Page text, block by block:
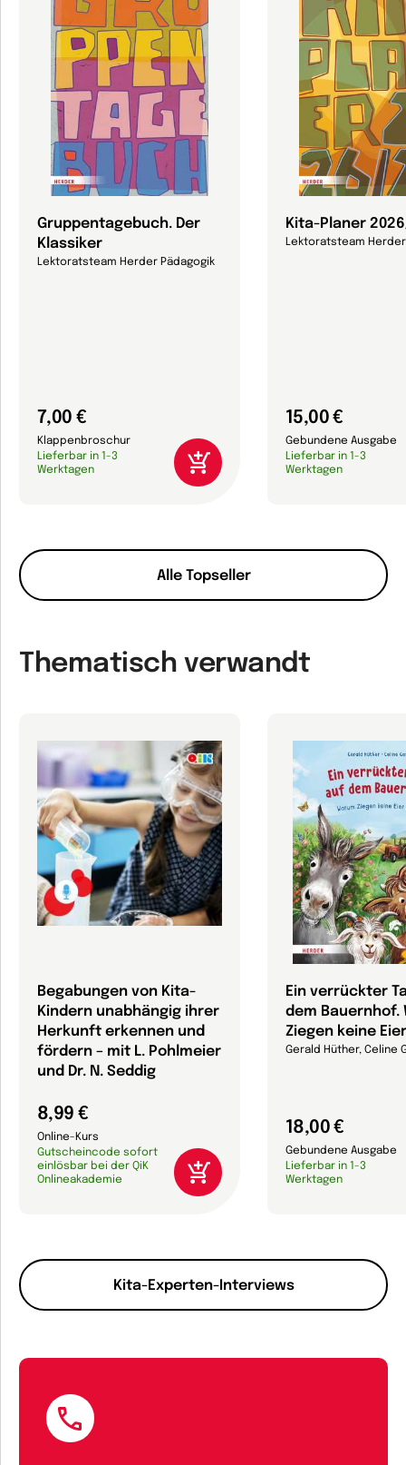
Alle Topseller
Gruppentagebuch. Der
Klassiker
Lektoratsteam Herder Pädagogik
7,00 €
Klappenbroschur
Lieferbar in 1-3
Werktagen
Kita-Planer
Lektoratsteam Herder
15,00 €
Gebundene Ausgabe
Lieferbar in 1-3
Werktagen
Thematisch verwandt
Kita-Experten-Interviews
Begabungen von Kita-
Kindern unabhängig ihrer
Herkunft erkennen und
fördern – mit L. Pohlmeier
und Dr. N. Seddig
8,99 €
Online-Kurs
Gutscheincode sofort
einlösbar bei der QiK
Onlineakademie
Ein verrückter
dem Bauernhof.
Ziegen keine
Gerald Hüther, Celine
18,00 €
Gebundene Ausgabe
Lieferbar in 1-3
Werktagen